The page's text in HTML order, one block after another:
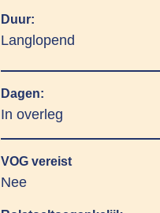
Duur:
Langlopend
Dagen:
In overleg
VOG vereist
Nee